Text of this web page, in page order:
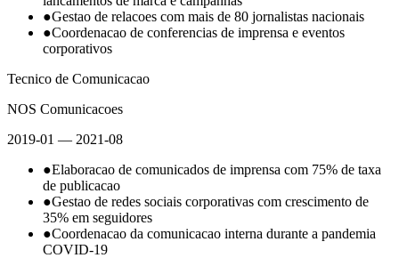
●Gestao de relacoes com mais de 80 jornalistas nacionais
●Coordenacao de conferencias de imprensa e eventos
corporativos
Tecnico de Comunicacao
NOS Comunicacoes
2019-01 — 2021-08
●Elaboracao de comunicados de imprensa com 75% de taxa
de publicacao
●Gestao de redes sociais corporativas com crescimento de
35% em seguidores
●Coordenacao da comunicacao interna durante a pandemia
COVID-19